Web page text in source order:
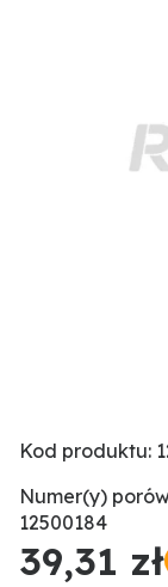
Kod produktu:
Numer(y)
12500184
39,31 zł